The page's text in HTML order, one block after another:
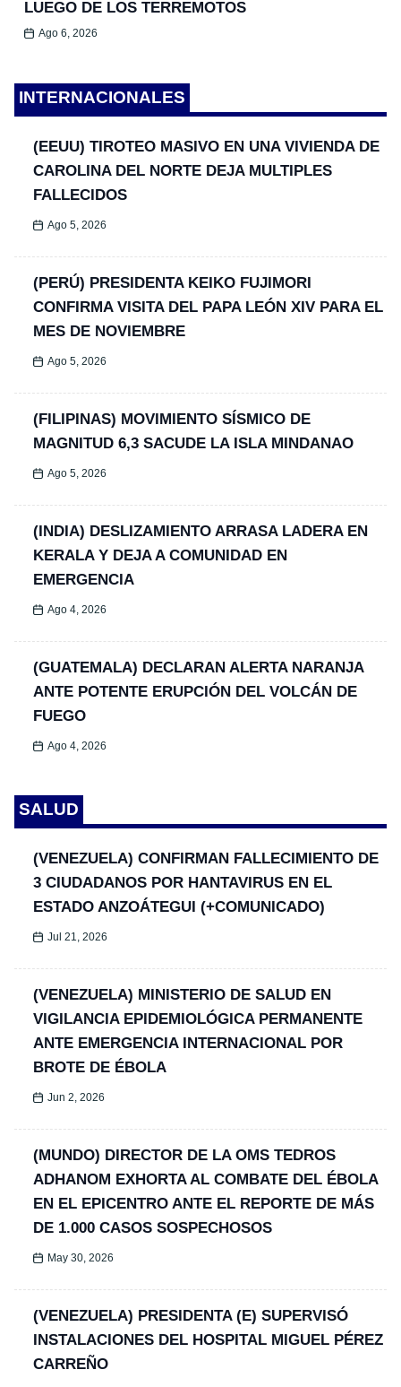
LUEGO DE LOS TERREMOTOS
Ago 6, 2026
INTERNACIONALES
(EEUU) TIROTEO MASIVO EN UNA VIVIENDA DE
CAROLINA DEL NORTE DEJA MULTIPLES
FALLECIDOS
Ago 5, 2026
(PERÚ) PRESIDENTA KEIKO FUJIMORI
CONFIRMA VISITA DEL PAPA LEÓN XIV PARA EL
MES DE NOVIEMBRE
Ago 5, 2026
(FILIPINAS) MOVIMIENTO SÍSMICO DE
MAGNITUD 6,3 SACUDE LA ISLA MINDANAO
Ago 5, 2026
(INDIA) DESLIZAMIENTO ARRASA LADERA EN
KERALA Y DEJA A COMUNIDAD EN
EMERGENCIA
Ago 4, 2026
(GUATEMALA) DECLARAN ALERTA NARANJA
ANTE POTENTE ERUPCIÓN DEL VOLCÁN DE
FUEGO
Ago 4, 2026
SALUD
(VENEZUELA) CONFIRMAN FALLECIMIENTO DE
3 CIUDADANOS POR HANTAVIRUS EN EL
ESTADO ANZOÁTEGUI (+COMUNICADO)
Jul 21, 2026
(VENEZUELA) MINISTERIO DE SALUD EN
VIGILANCIA EPIDEMIOLÓGICA PERMANENTE
ANTE EMERGENCIA INTERNACIONAL POR
BROTE DE ÉBOLA
Jun 2, 2026
(MUNDO) DIRECTOR DE LA OMS TEDROS
ADHANOM EXHORTA AL COMBATE DEL ÉBOLA
EN EL EPICENTRO ANTE EL REPORTE DE MÁS
DE 1.000 CASOS SOSPECHOSOS
May 30, 2026
(VENEZUELA) PRESIDENTA (E) SUPERVISÓ
INSTALACIONES DEL HOSPITAL MIGUEL PÉREZ
CARREÑO